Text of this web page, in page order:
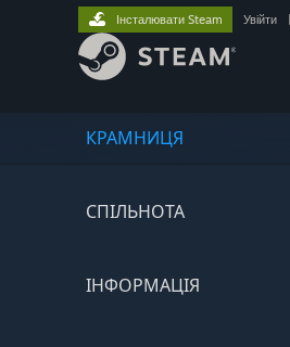
КРАМНИЦЯ
СПІЛЬНОТА
ІНФОРМАЦІЯ
Інсталювати Steam Увійти